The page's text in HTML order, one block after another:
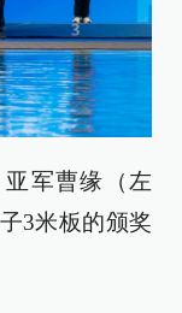
军曹缘（左
3米板的颁奖